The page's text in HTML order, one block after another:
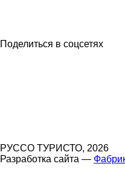
Поделиться в соцсетях
РУССО ТУРИСТО, 2026
Разработка сайта —